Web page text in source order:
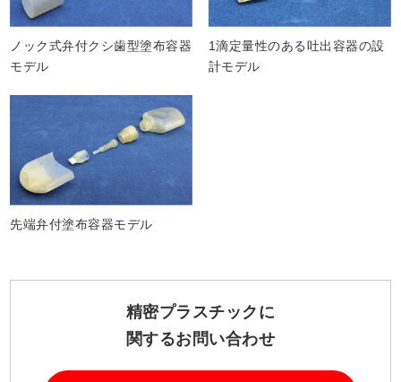
ノック式弁付クシ歯型塗布容器
モデル
1滴定量性のある吐出容器の設
計モデル
先端弁付塗布容器モデル
精密プラスチックに
関するお問い合わせ